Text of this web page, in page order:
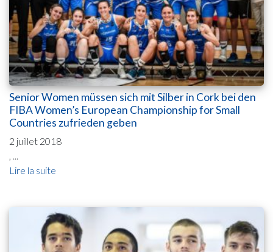
Senior Women müssen sich mit Silber in Cork bei den
FIBA Women’s European Championship for Small
Countries zufrieden geben
2 juillet 2018
, ...
Lire la suite